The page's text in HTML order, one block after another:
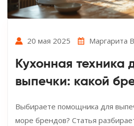
20 мая 2025 Маргарита
Кухонная техника
выпечки: какой
Выбираете помощника для
море брендов? Статья